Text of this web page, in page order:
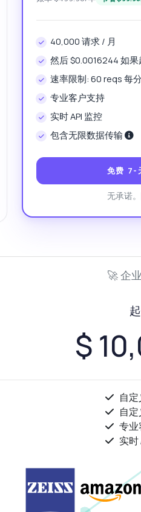
40,000 请求 / 月
然后 $0.0016244 如
速率限制: 60 reqs 每
专业客户支持
实时 API 监控
包含无限数据传输
免费 7-
无承诺
🚀 企
$
自
自
专
实时
据 API 的解答
好！关于 植物数据 API 的任何问题
，应有尽有。
如何获取所有植物类别？
植物搜索需要
我可以通过科学名称获取植物信息吗？